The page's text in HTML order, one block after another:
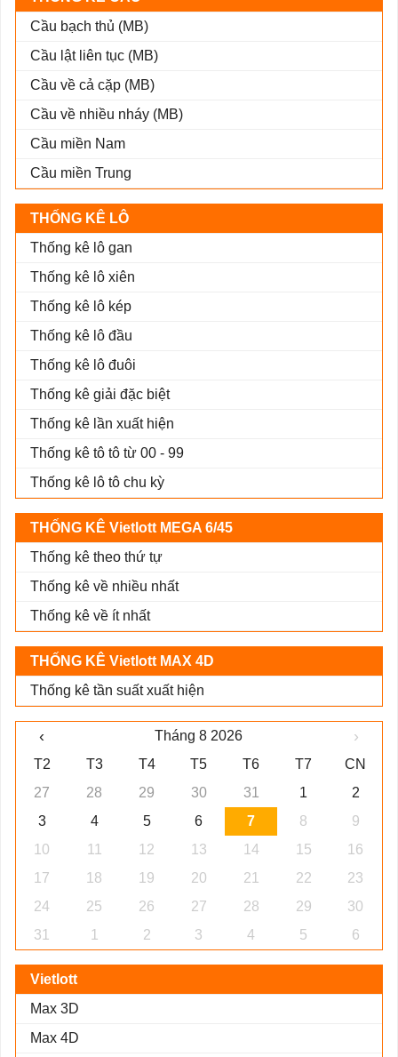
Cầu bạch thủ (MB)
Cầu lật liên tục (MB)
Cầu về cả cặp (MB)
Cầu về nhiều nháy (MB)
Cầu miền Nam
Cầu miền Trung
THỐNG KÊ LÔ
Thống kê lô gan
Thống kê lô xiên
Thống kê lô kép
Thống kê lô đầu
Thống kê lô đuôi
Thống kê giải đặc biệt
Thống kê lần xuất hiện
Thống kê tô tô từ 00 - 99
Thống kê lô tô chu kỳ
THỐNG KÊ Vietlott MEGA 6/45
Thống kê theo thứ tự
Thống kê về nhiều nhất
Thống kê về ít nhất
THỐNG KÊ Vietlott MAX 4D
Thống kê tần suất xuất hiện
‹ Tháng 8 2026 ›
T2 T3 T4 T5 T6 T7
CN
27
28 29 30 31 1
2
3
4 5 6 7 8
9
10
11 12 13 14 15
16
17
18 19 20 21 22
23
24
25 26 27 28 29
30
31
1 2 3 4 5 6
Vietlott
Max 3D
Max 4D